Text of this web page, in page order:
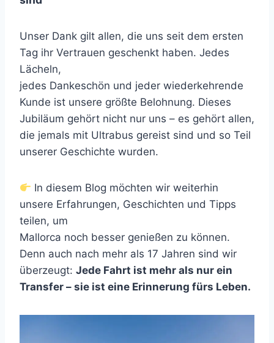
Unser Dank gilt allen, die uns seit dem ersten
Tag ihr Vertrauen geschenkt haben. Jedes
Lächeln,
jedes Dankeschön und jeder wiederkehrende
Kunde ist unsere größte Belohnung. Dieses
Jubiläum gehört nicht nur uns – es gehört allen,
die jemals mit Ultrabus gereist sind und so Teil
unserer Geschichte wurden.
In diesem Blog möchten wir weiterhin
unsere Erfahrungen, Geschichten und Tipps
teilen, um
Mallorca noch besser genießen zu können.
Denn auch nach mehr als 17 Jahren sind wir
überzeugt: Jede Fahrt ist mehr als nur ein
Transfer – sie ist eine Erinnerung fürs Leben.